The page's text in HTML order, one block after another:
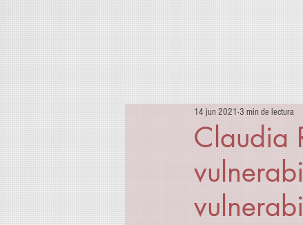
Claudia
14 jun 2021 3 min de lectura